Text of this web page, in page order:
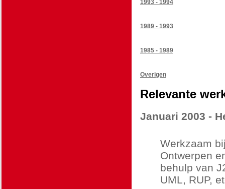
1993 - 1994
1989 - 1993
1985 - 1989
Overigen
Relevante
Januari 2003 -
Werkzaam
Ontwerpen
behulp van
UML, RUP,